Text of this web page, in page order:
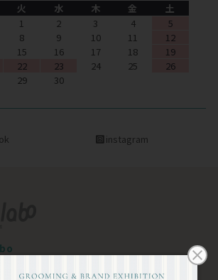
火 水 木 金
土
1
2 3 4
5
8 9 10 11
12
15 16 17 18
19
22 23 24 25
26
29 30
instagram
大阪市西区江戸堀1-23-11 6F